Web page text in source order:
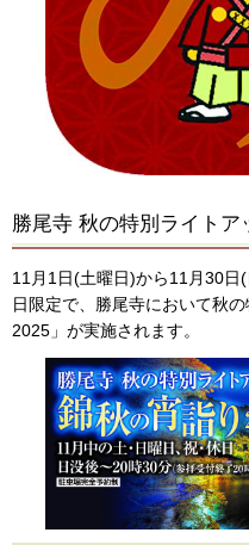
勝尾寺 秋の特別ライトア
11月1日(土曜日)から11月30日
日限定で、勝尾寺において秋
2025」が実施されます。